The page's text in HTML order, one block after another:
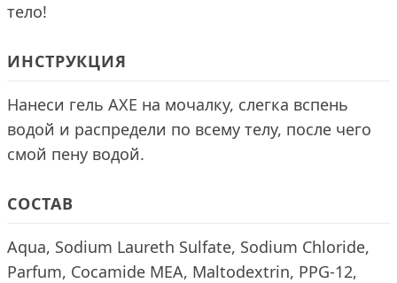
тело!
ИНСТРУКЦИЯ
Нанеси гель AXE на мочалку, слегка вспень
водой и распредели по всему телу, после чего
смой пену водой.
СОСТАВ
Aqua, Sodium Laureth Sulfate, Sodium Chloride,
Parfum, Cocamide MEA, Maltodextrin, PPG-12,